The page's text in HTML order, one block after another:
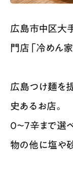
広島市中区大
門店「冷めん家
広島つけ麺を
史あるお店。
0〜7辛まで選
物の他に塩や